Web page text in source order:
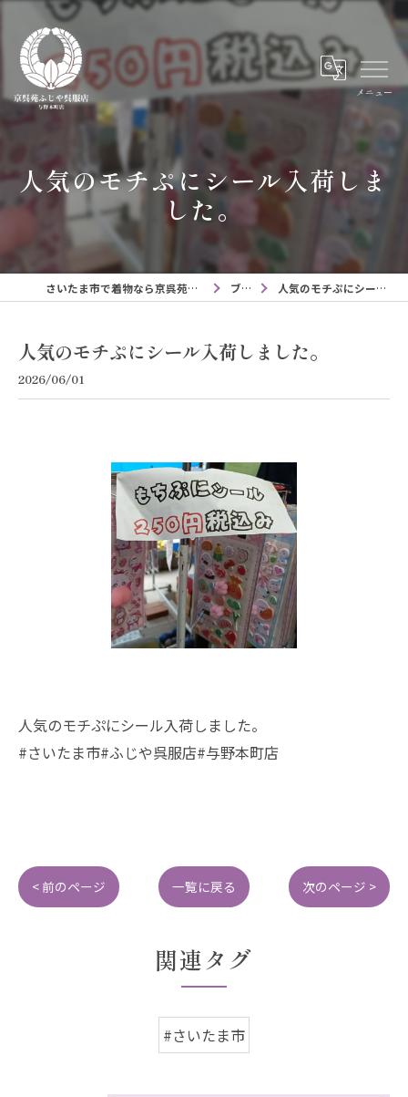
メニュー
人気のモチぷにシール入荷しま
した。
さいたま市で着物なら京呉苑ふじや呉服店与野本町店 ブログ 人気のモチぷにシール入荷しました。
人気のモチぷにシール入荷しました。
2026/06/01
人気のモチぷにシール入荷しました。
#さいたま市#ふじや呉服店#与野本町店
< 前のページ 一覧に戻る 次のページ >
関連タグ
#さいたま市